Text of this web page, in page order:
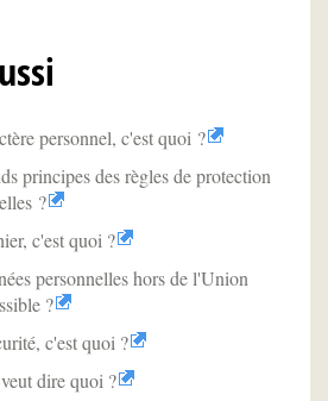
personnel, c'est quoi ?
principes des règles de protection
?
c'est quoi ?
personnelles hors de l'Union
?
c'est quoi ?
dire quoi ?